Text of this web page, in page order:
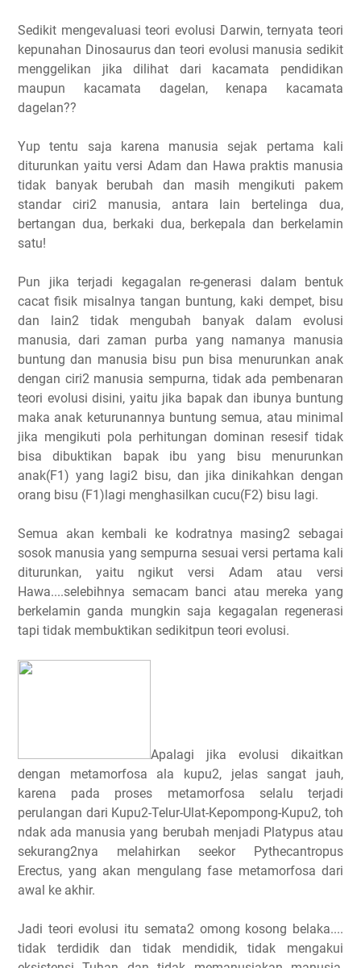
Sedikit mengevaluasi teori evolusi Darwin, ternyata teori
kepunahan Dinosaurus dan teori evolusi manusia sedikit
menggelikan jika dilihat dari kacamata pendidikan
maupun kacamata dagelan, kenapa kacamata
dagelan??
Yup tentu saja karena manusia sejak pertama kali
diturunkan yaitu versi Adam dan Hawa praktis manusia
tidak banyak berubah dan masih mengikuti pakem
standar ciri2 manusia, antara lain bertelinga dua,
bertangan dua, berkaki dua, berkepala dan berkelamin
satu!
Pun jika terjadi kegagalan re-generasi dalam bentuk
cacat fisik misalnya tangan buntung, kaki dempet, bisu
dan lain2 tidak mengubah banyak dalam evolusi
manusia, dari zaman purba yang namanya manusia
buntung dan manusia bisu pun bisa menurunkan anak
dengan ciri2 manusia sempurna, tidak ada pembenaran
teori evolusi disini, yaitu jika bapak dan ibunya buntung
maka anak keturunannya buntung semua, atau minimal
jika mengikuti pola perhitungan dominan resesif tidak
bisa dibuktikan bapak ibu yang bisu menurunkan
anak(F1) yang lagi2 bisu, dan jika dinikahkan dengan
orang bisu (F1)lagi menghasilkan cucu(F2) bisu lagi.
Semua akan kembali ke kodratnya masing2 sebagai
sosok manusia yang sempurna sesuai versi pertama kali
diturunkan, yaitu ngikut versi Adam atau versi
Hawa....selebihnya semacam banci atau mereka yang
berkelamin ganda mungkin saja kegagalan regenerasi
tapi tidak membuktikan sedikitpun teori evolusi.
Apalagi jika evolusi dikaitkan
dengan metamorfosa ala kupu2, jelas sangat jauh,
karena pada proses metamorfosa selalu terjadi
perulangan dari Kupu2-Telur-Ulat-Kepompong-Kupu2, toh
ndak ada manusia yang berubah menjadi Platypus atau
sekurang2nya melahirkan seekor Pythecantropus
Erectus, yang akan mengulang fase metamorfosa dari
awal ke akhir.
Jadi teori evolusi itu semata2 omong kosong belaka....
tidak terdidik dan tidak mendidik, tidak mengakui